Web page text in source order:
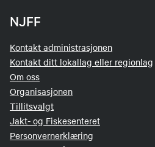
NJFF
Kontakt administrasjonen
Kontakt ditt lokallag eller regionlag
Om oss
Organisasjonen
Tillitsvalgt
Jakt- og Fiskesenteret
Personvernerklæring